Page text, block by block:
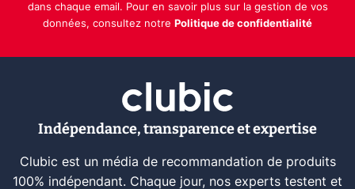
dans chaque email. Pour en savoir plus sur la gestion de vos
données, consultez notre Politique de confidentialité
Indépendance, transparence et expertise
Clubic est un média de recommandation de produits
100% indépendant. Chaque jour, nos experts testent et